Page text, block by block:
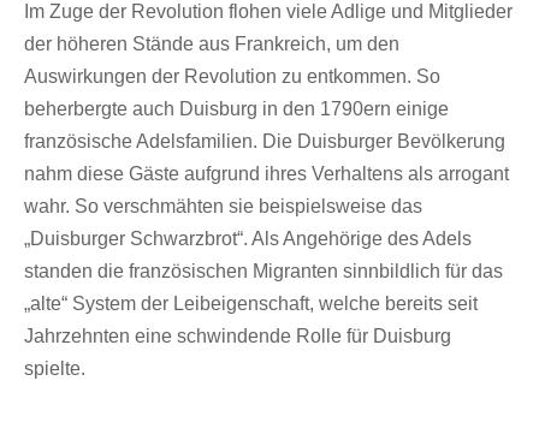
Im Zuge der Revolution flohen viele Adlige und Mitglieder
der höheren Stände aus Frankreich, um den
Auswirkungen der Revolution zu entkommen. So
beherbergte auch Duisburg in den 1790ern einige
französische Adelsfamilien. Die Duisburger Bevölkerung
nahm diese Gäste aufgrund ihres Verhaltens als arrogant
wahr. So verschmähten sie beispielsweise das
„Duisburger Schwarzbrot“. Als Angehörige des Adels
standen die französischen Migranten sinnbildlich für das
„alte“ System der Leibeigenschaft, welche bereits seit
Jahrzehnten eine schwindende Rolle für Duisburg
spielte.